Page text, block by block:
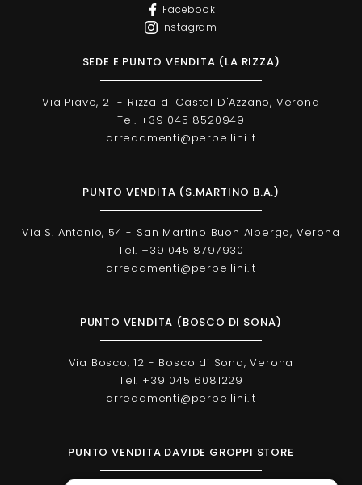
Facebook
Instagram
SEDE E PUNTO VENDITA (LA RIZZA)
Via Piave, 21 - Rizza di Castel D'Azzano, Verona
Tel. +39 045 8520949
arredamenti@perbellini.it
PUNTO VENDITA (S.MARTINO B.A.)
Via S. Antonio, 54 - San Martino Buon Albergo, Verona
Tel. +39 045 8797930
arredamenti@perbellini.it
PUNTO VENDITA (BOSCO DI SONA)
Via Bosco, 12 - Bosco di Sona, Verona
Tel. +39 045 6081229
arredamenti@perbellini.it
PUNTO VENDITA DAVIDE GROPPI STORE